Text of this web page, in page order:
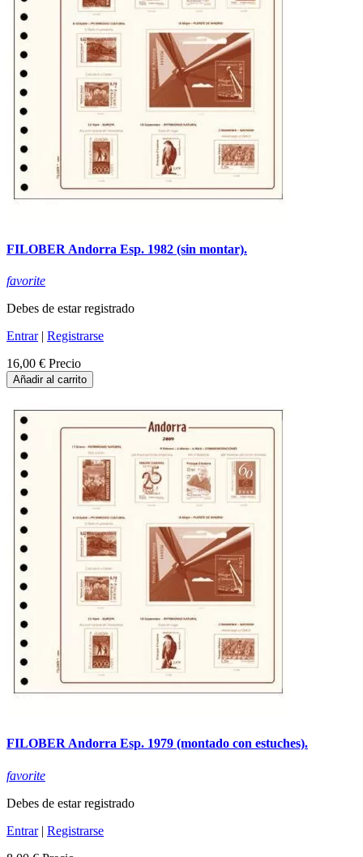
FILOBER Andorra Esp. 1982 (sin montar).
favorite
Debes de estar registrado
Entrar| Registrarse
16,00 € Precio
Añadir al carrito
FILOBER Andorra Esp. 1979 (montado con estuches).
favorite
Debes de estar registrado
Entrar| Registrarse